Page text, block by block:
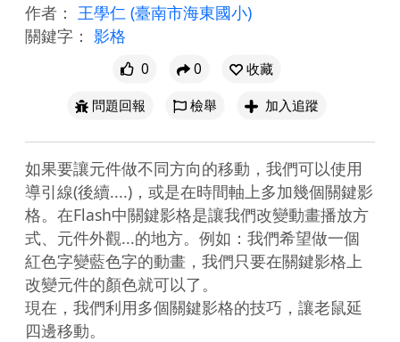
作者： 王學仁 (臺南市海東國小)
關鍵字： 影格
0 0
收藏
問題回報
檢舉 加入追蹤
如果要讓元件做不同方向的移動，我們可以使用
導引線(後續....)，或是在時間軸上多加幾個關鍵影
格。在Flash中關鍵影格是讓我們改變動畫播放方
式、元件外觀...的地方。例如：我們希望做一個
紅色字變藍色字的動畫，我們只要在關鍵影格上
改變元件的顏色就可以了。
現在，我們利用多個關鍵影格的技巧，讓老鼠延
四邊移動。